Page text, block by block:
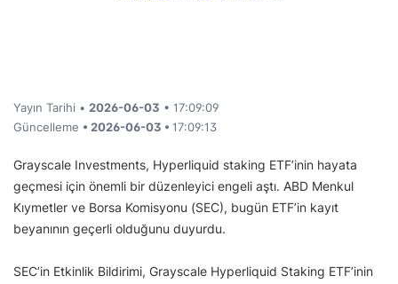
Yayın Tarihi • 2026-06-03 • 17:09:09
Güncelleme • 2026-06-03 • 17:09:13
Grayscale Investments, Hyperliquid staking ETF’inin hayata
geçmesi için önemli bir düzenleyici engeli aştı. ABD Menkul
Kıymetler ve Borsa Komisyonu (SEC), bugün ETF’in kayıt
beyanının geçerli olduğunu duyurdu.
SEC’in Etkinlik Bildirimi, Grayscale Hyperliquid Staking ETF’inin